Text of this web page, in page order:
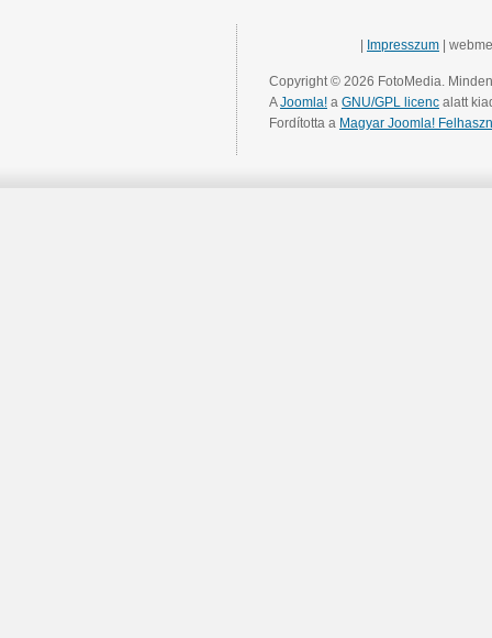
Impresszum |
Copyright © 2026 FotoMedia.
AJoomla! a GNU/GPL licenc alatt
Fordította a Magyar Joomla!